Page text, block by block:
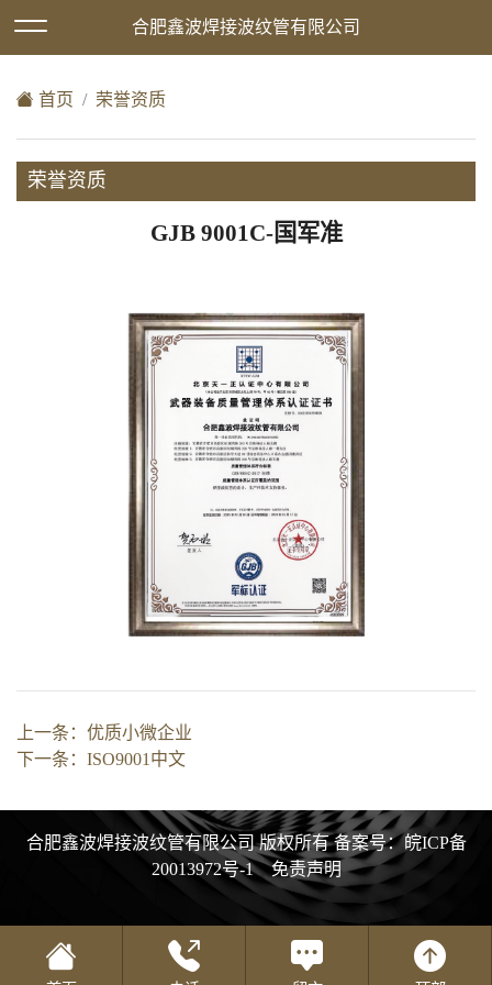
欢迎访问合肥鑫波焊接波纹管有限公司网站！
合肥鑫波焊接波纹管有限公司
首页 荣誉资质
荣誉资质
GJB 9001C-国军准
上一条： 优质小微企业
下一条： ISO9001中文
合肥鑫波焊接波纹管有限公司 版权所有备案号：皖ICP备
20013972号-1免责声明